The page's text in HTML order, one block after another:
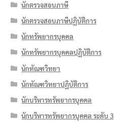
นักตรวจสอบภาษี
นักตรวจสอบภาษีปฏิบัติการ
นักทรัพยากรบุคคล
นักทรัพยากรบุคคลปฏิบัติการ
นักทัณฑวิทยา
นักทัณฑวิทยาปฏิบัติการ
นักบริหารทรัพยากรบุคคล
นักบริหารทรัพยากรบุคคล ระดับ 3